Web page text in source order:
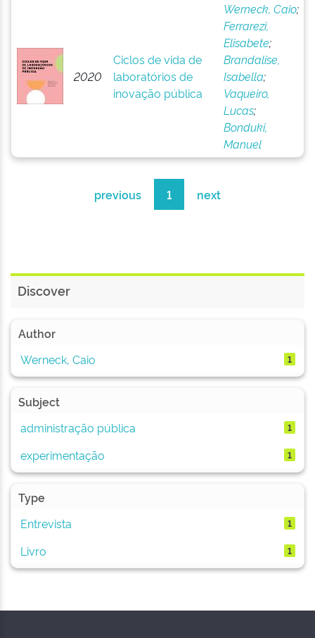
2020
Ciclos de vida de
laboratórios de
inovação pública
Werneck, Caio;
Ferrarezi,
Elisabete;
Brandalise,
Isabella;
Vaqueiro,
Lucas;
Bonduki,
Manuel
previous 1 next
Discover
Author
Werneck, Caio
1
Subject
administração pública
1
experimentação 1
Type
Entrevista
1
Livro 1